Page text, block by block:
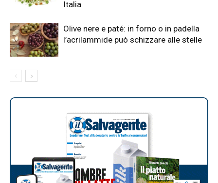
Italia
Olive nere e paté: in forno o in padella
l’acrilammide può schizzare alle stelle